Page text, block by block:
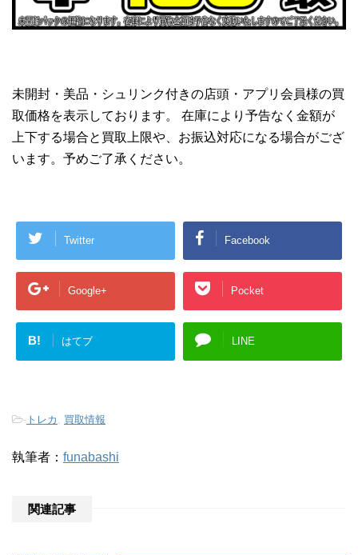
未開封・美品・シュリンク付きの店頭・アプリ会員様の買
取価格を表示しております。 在庫により予告なく金額が
上下する場合と買取上限や、お振込対応になる場合がござ
います。予めご了承ください。
Twitter Facebook
Google+ Pocket
B! はてブ LINE
- トレカ 買取情報
執筆者： funabashi
関連記事